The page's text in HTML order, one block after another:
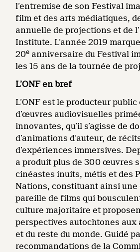
l’entremise de son Festival
film et des arts médiatiques,
annuelle de projections et de
Institute. L’année 2019
20e anniversaire du Festival
les 15 ans de la tournée de
L’ONF en bref
L’ONF est le producteur
d’œuvres audiovisuelles
innovantes, qu’il s’agisse de
d’animations d’auteur, de
d’expériences immersives.
a produit plus de 300 œuvres
cinéastes inuits, métis et des
Nations, constituant ainsi une
pareille de films qui
culture majoritaire et
perspectives autochtones aux
et du reste du monde. Guidé
recommandations de la